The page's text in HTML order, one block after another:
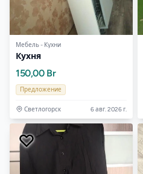
Мебель - Кухни
Кухня
150,00 Br
Предложение
Светлогорск 6 авг. 2026 г.